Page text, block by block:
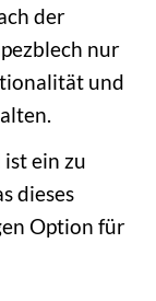
der
nur
und
ist ein zu
dieses
Option für